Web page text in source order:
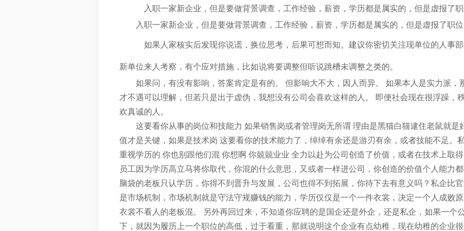
入职一家新企业，但是要做背景调查，工作经验，薪资，学历都是属实的，但是虚报了
入职一家新企业，但是要做背景调查，工作经验，薪资，学历都是属实的，但是虚报了职
如果人家核实后发现你说谎，换位思考，后果可想而知。建议你密切关注现单位的人事
新单位来人考察，有个应对措施，比如说将要调整但听说跳槽未调整之类的。
如果问，有没有影响，答案肯定是有的。 但影响大不大，因人而异。 如果本人是实力派，
才不遇可以理解，但若只是出于虚伪，我想没有公司会喜欢这样的人。 即便社会现在很浮躁，
欢真诚的人。
这要看你从事的岗位和技能力 如果销售岗或者管理岗无所谓 理由是黑猫白猫逮住老鼠就是
值才是关键，如果是技术岗 这要看你的技术能力了，绰绰有余还是游刃有余，或者技能不足。
重视学历的 你也别跟他们混 你想啊 你兢兢业业 全力以赴为公司创造了价值，或者在技术上取
员工因为学历高立马将你取代，你混的什么意思，又或者一样进公司，你创造的价值个人能力
脑袋的老板只认学历，你得不到晋升与发展，公司也得不到拓展，你待下去有意义吗？私企比
是市场机制，市场机制就是守法守规赚钱的能力，学历仅仅是一个一件衣裳，决定一个人成败
衣裳不看人的老板混。 另外再回过来，不知道你应聘的是国企还是外企，还是私企，如果一个
下，就因为履历上一个职位的高低，过于看重，那就说明这个企业有点幼稚，现在幼稚的企业